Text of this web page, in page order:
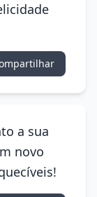
a sua
novo